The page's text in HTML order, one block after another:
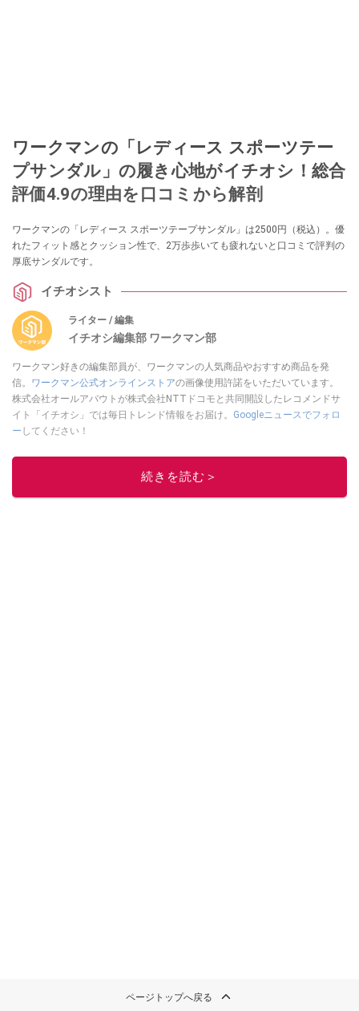
ワークマンの「レディース スポーツテー
プサンダル」の履き心地がイチオシ！総合
評価4.9の理由を口コミから解剖
ワークマンの「レディース スポーツテープサンダル」は2500円（税込）。優
れたフィット感とクッション性で、2万歩歩いても疲れないと口コミで評判の
厚底サンダルです。
イチオシスト
ライター / 編集
イチオシ編集部 ワークマン部
ワークマン好きの編集部員が、ワークマンの人気商品やおすすめ商品を発
信。 ワークマン公式オンラインストアの画像使用許諾をいただいています。
株式会社オールアバウトが株式会社NTTドコモと共同開設したレコメンドサ
イト「イチオシ」では毎日トレンド情報をお届け。 Googleニュースでフォロ
ー してください！
このイチオシストの他の記事を読む
続きを読む＞
ページトップへ戻る